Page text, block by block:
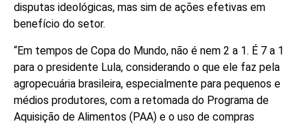
disputas ideológicas, mas sim de ações efetivas em
benefício do setor.
“Em tempos de Copa do Mundo, não é nem 2 a 1. É 7 a 1
para o presidente Lula, considerando o que ele faz pela
agropecuária brasileira, especialmente para pequenos e
médios produtores, com a retomada do Programa de
Aquisição de Alimentos (PAA) e o uso de compras